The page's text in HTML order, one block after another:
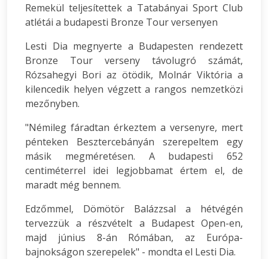
Remekül teljesítettek a Tatabányai Sport Club
atlétái a budapesti Bronze Tour versenyen
Lesti Dia megnyerte a Budapesten rendezett
Bronze Tour verseny távolugró számát,
Rózsahegyi Bori az ötödik, Molnár Viktória a
kilencedik helyen végzett a rangos nemzetközi
mezőnyben.
"Némileg fáradtan érkeztem a versenyre, mert
pénteken Besztercebányán szerepeltem egy
másik megméretésen. A budapesti 652
centiméterrel idei legjobbamat értem el, de
maradt még bennem.
Edzőmmel, Dömötör Balázzsal a hétvégén
tervezzük a részvételt a Budapest Open-en,
majd június 8-án Rómában, az Európa-
bajnokságon szerepelek" - mondta el Lesti Dia.